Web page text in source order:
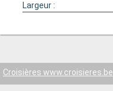
Largeur :
Croisières www.croisieres.be